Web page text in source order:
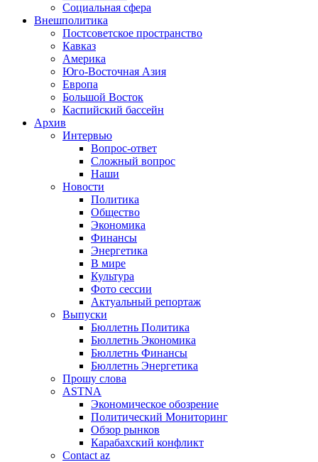
Социальная сфера
Внешполитика
Постсоветское пространство
Кавказ
Америка
Юго-Восточная Азия
Европа
Большой Восток
Каспийский бассейн
Архив
Интервью
Вопрос-ответ
Сложный вопрос
Наши
Новости
Политика
Общество
Экономика
Финансы
Энергетика
В мире
Культура
Фото сессии
Актуальный репортаж
Выпуски
Бюллетнь Политика
Бюллетнь Экономика
Бюллетнь Финансы
Бюллетнь Энергетика
Прошу слова
ASTNA
Экономическое обозрение
Политический Мониторинг
Обзор рынков
Карабахский конфликт
Contact az